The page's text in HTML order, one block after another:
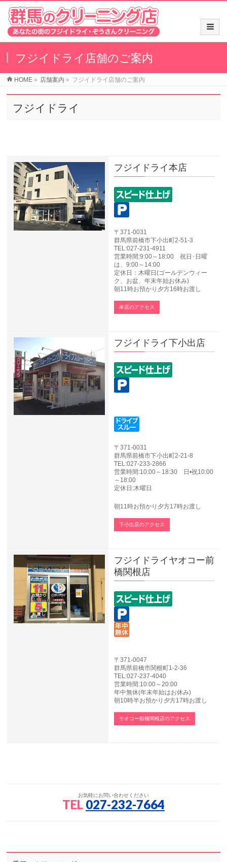
フジイドライ店舗のご案内
HOME » 店舗案内 » フジイドライ店舗のご案内
フジイドライ
フジイドライ本店
〒371-0031
群馬県前橋市下小出町2-51-3
TEL:027-231-4911
営業時間:9:00～18:00 祝日･日曜
は、9:00～14:00
定休日：木曜日(ゴールデンウィー
ク、お盆、年末年始お休み)
朝11時お預かり夕方16時お渡し
本店のアクセス
フジイドライ下小出店
〒371-0031
群馬県前橋市下小出町2-21-8
TEL:027-233-2866
営業時間:10:00～18:30 日•祝10:00
～18:00
定休日:木曜日
朝11時お預かり夕方17時お渡し
下小出店のアクセス
フジイドライヤオコー前
橋関根店
〒371-0047
群馬県前橋市関根町1-2-36
TEL:027-237-4040
営業時間:10:00～20:00
年中無休(年末年始はお休み)
朝10時半お預かり夕方17時お渡し
ヤオコー前橋関根店のアクセス
お気軽にお問い合わせください
TEL 027-232-7664